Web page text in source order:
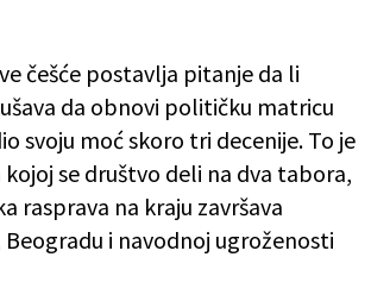
češće postavlja pitanje da li
da obnovi političku matricu
svoju moć skoro tri decenije. To je
se društvo deli na dva tabora,
rasprava na kraju završava
i navodnoj ugroženosti